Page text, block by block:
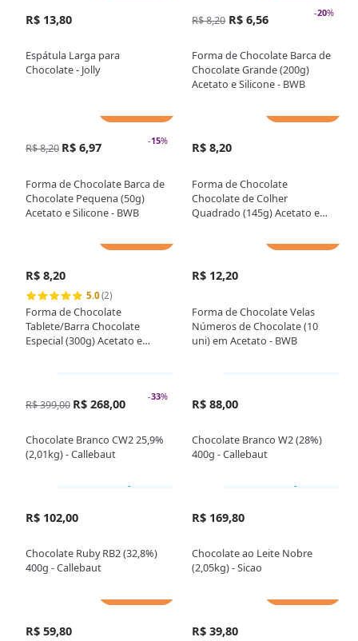
R$ 13,80
Espátula Larga para
Chocolate - Jolly
-20%
R$ 8,20 R$ 6,56
Forma de Chocolate Barca de
Chocolate Grande (200g)
Acetato e Silicone - BWB
-15%
R$ 8,20 R$ 6,97
Forma de Chocolate Barca de
Chocolate Pequena (50g)
Acetato e Silicone - BWB
R$ 8,20
Forma de Chocolate
Chocolate de Colher
Quadrado (145g) Acetato e
R$ 8,20
5.0(2)
Forma de Chocolate
Tablete/Barra Chocolate
Especial (300g) Acetato e
R$ 12,20
Forma de Chocolate Velas
Números de Chocolate (10
uni) em Acetato - BWB
-33%
R$ 399,00 R$ 268,00
Chocolate Branco CW2 25,9%
(2,01kg) - Callebaut
R$ 88,00
Chocolate Branco W2 (28%)
400g - Callebaut
R$ 102,00
Chocolate Ruby RB2 (32,8%)
400g - Callebaut
R$ 169,80
Chocolate ao Leite Nobre
(2,05kg) - Sicao
R$ 59,80 R$ 39,80